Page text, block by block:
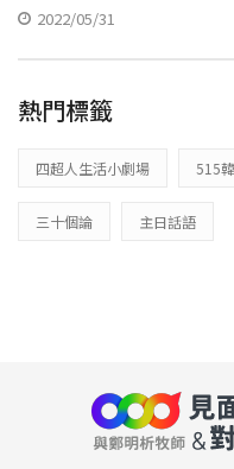
2022/05/31
熱門標籤
四超人生活小劇場 515
三十個論 主日話語